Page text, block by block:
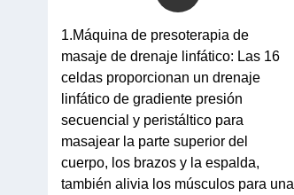
1.Máquina de presoterapia de
masaje de drenaje linfático: Las 16
celdas proporcionan un drenaje
linfático de gradiente presión
secuencial y peristáltico para
masajear la parte superior del
cuerpo, los brazos y la espalda,
también alivia los músculos para una